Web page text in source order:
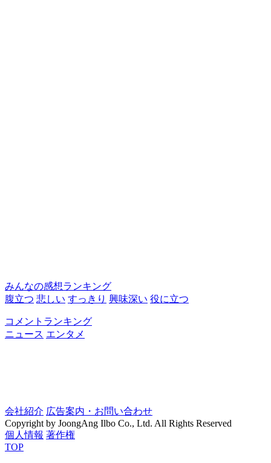
みんなの感想ランキング
腹立つ 悲しい すっきり 興味深い 役に立つ
コメントランキング
ニュース エンタメ
会社紹介 広告案内・お問い合わせ
Copyright by JoongAng Ilbo Co., Ltd. All Rights Reserved
個人情報 著作権
TOP